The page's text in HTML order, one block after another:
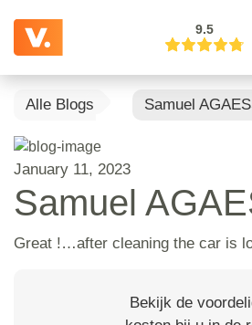
9.5
Alle Blogs Samuel
January 11, 2023
Samuel
Great !…after cleaning the car is
Bekijk de